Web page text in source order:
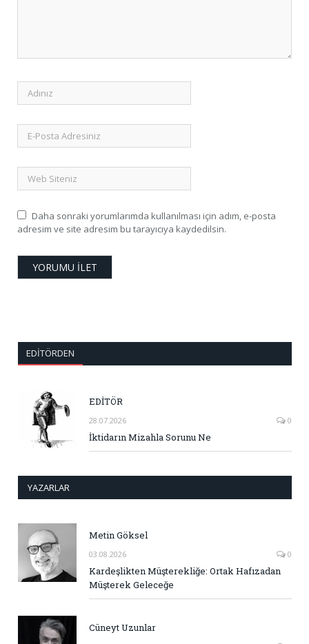
Daha sonraki yorumlarımda kullanılması için adım, e-posta
adresim ve site adresim bu tarayıcıya kaydedilsin.
EDITÖRDEN
EDİTÖR
28.07.2026 0
İktidarın Mizahla Sorunu Ne
YAZARLAR
Metin Göksel
03.08.2026 0
Kardeşlikten Müşterekliğe: Ortak Hafızadan
Müşterek Geleceğe
Cüneyt Uzunlar